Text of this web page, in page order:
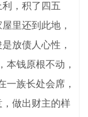
，积了四五
里还到此地，
放债人心性，
本钱原根不动，
一族长处会席，
做出财主的样